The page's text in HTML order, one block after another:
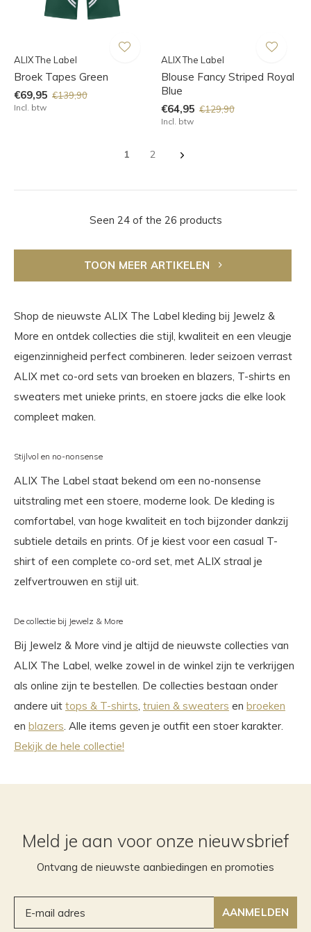
ALIX The Label
Broek Tapes Green
€69,95 €139,90
Incl. btw
ALIX The Label
Blouse Fancy Striped Royal
Blue
€64,95 €129,90
Incl. btw
1 2
Seen 24 of the 26 products
TOON MEER ARTIKELEN
Shop de nieuwste ALIX The Label kleding bij Jewelz &
More en ontdek collecties die stijl, kwaliteit en een vleugje
eigenzinnigheid perfect combineren. Ieder seizoen verrast
ALIX met co-ord sets van broeken en blazers, T-shirts en
sweaters met unieke prints, en stoere jacks die elke look
compleet maken.
Stijlvol en no-nonsense
ALIX The Label staat bekend om een no-nonsense
uitstraling met een stoere, moderne look. De kleding is
comfortabel, van hoge kwaliteit en toch bijzonder dankzij
subtiele details en prints. Of je kiest voor een casual T-
shirt of een complete co-ord set, met ALIX straal je
zelfvertrouwen en stijl uit.
De collectie bij Jewelz & More
Bij Jewelz & More vind je altijd de nieuwste collecties van
ALIX The Label, welke zowel in de winkel zijn te verkrijgen
als online zijn te bestellen. De collecties bestaan onder
andere uit tops & T-shirts, truien & sweaters en broeken
en blazers. Alle items geven je outfit een stoer karakter.
Bekijk de hele collectie!
Meld je aan voor onze nieuwsbrief
Ontvang de nieuwste aanbiedingen en promoties
AANMELDEN